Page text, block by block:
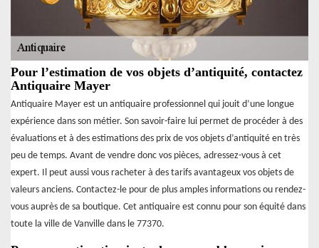
Pour l’estimation de vos objets d’antiquité, contactez
Antiquaire Mayer
Antiquaire Mayer est un antiquaire professionnel qui jouit d’une longue
expérience dans son métier. Son savoir-faire lui permet de procéder à des
évaluations et à des estimations des prix de vos objets d’antiquité en très
peu de temps. Avant de vendre donc vos pièces, adressez-vous à cet
expert. Il peut aussi vous racheter à des tarifs avantageux vos objets de
valeurs anciens. Contactez-le pour de plus amples informations ou rendez-
vous auprès de sa boutique. Cet antiquaire est connu pour son équité dans
toute la ville de Vanville dans le 77370.